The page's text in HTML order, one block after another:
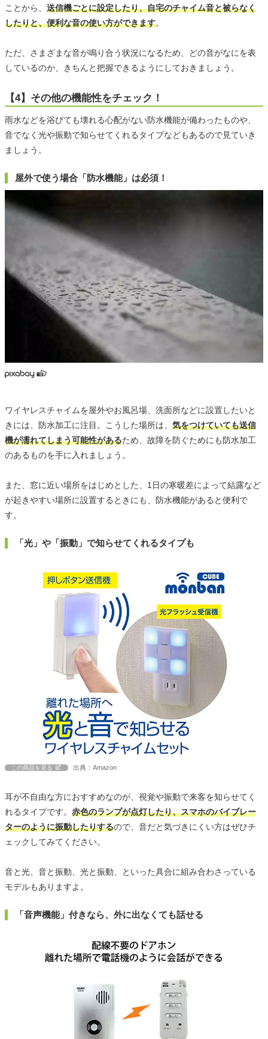
ことから、 送信機ごとに設定したり、自宅のチャイム音と被らなく
したりと、便利な音の使い方ができます。
ただ、さまざまな音が鳴り合う状況になるため、どの音がなにを表
しているのか、きちんと把握できるようにしておきましょう。
【4】その他の機能性をチェック！
雨水などを浴びても壊れる心配がない防水機能が備わったものや、
音でなく光や振動で知らせてくれるタイプなどもあるので見ていき
ましょう。
屋外で使う場合「防水機能」は必須！
ワイヤレスチャイムを屋外やお風呂場、洗面所などに設置したいと
きには、防水加工に注目。こうした場所は、 気をつけていても送信
機が濡れてしまう可能性があるため、故障を防ぐためにも防水加工
のあるものを手に入れましょう。
また、窓に近い場所をはじめとした、1日の寒暖差によって結露など
が起きやすい場所に設置するときにも、防水機能があると便利で
す。
「光」や「振動」で知らせてくれるタイプも
この商品を見る 出典：Amazon
耳が不自由な方におすすめなのが、視覚や振動で来客を知らせてく
れるタイプです。 赤色のランプが点灯したり、スマホのバイブレー
ターのように振動したりするので、音だと気づきにくい方はぜひチ
ェックしてみてください。
音と光、音と振動、光と振動、といった具合に組み合わさっている
モデルもありますよ。
「音声機能」付きなら、外に出なくても話せる